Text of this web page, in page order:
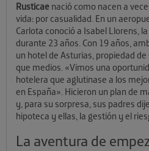
Rusticae nació como nacen a
vida: por casualidad. En un
Carlota conoció a Isabel Llorens,
durante 23 años. Con 19 años,
un hotel de Asturias, propiedad
que medios. «Vimos una
hotelera que aglutinase a los
en España». Hicieron un plan de
y, para su sorpresa, sus padres
hipoteca y ellas, la gestión y el
La aventura de